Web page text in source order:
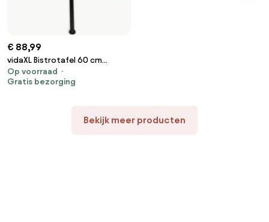
€ 88,99
vidaXL Bistrotafel 60 cm
mozaïek blauw en wit
Op voorraad
Gratis bezorging
Bekijk meer producten